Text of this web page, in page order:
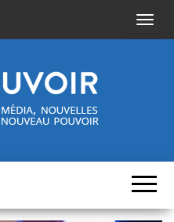
A
r
média,
nouveau